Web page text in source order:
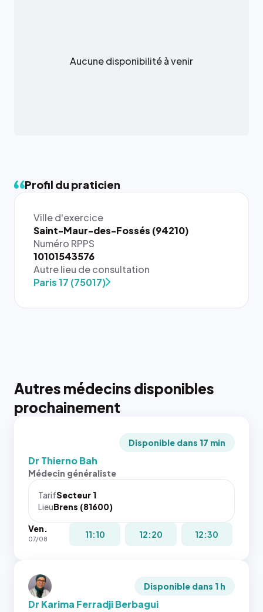
Aucune disponibilité à venir
Profil du praticien
Ville d'exercice
Saint-Maur-des-Fossés (94210)
Numéro RPPS
10101543576
Autre lieu de consultation
Paris 17 (75017)
Autres médecins disponibles
prochainement
Disponible dans 17 min
Dr Thierno Bah
Médecin généraliste
TarifSecteur 1
LieuBrens (81600)
Ven.
07/08 11:10 12:20 12:30
Disponible dans 1 h
Dr Karima Ferradji Berbagui